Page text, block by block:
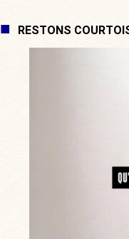
RESTONS